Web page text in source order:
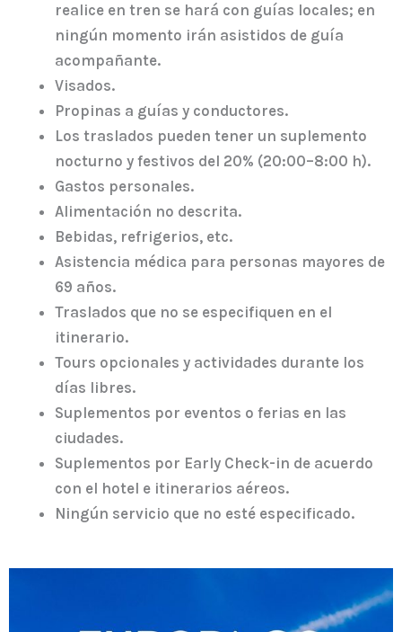
realice en tren se hará con guías locales; en
ningún momento irán asistidos de guía
acompañante.
Visados.
Propinas a guías y conductores.
Los traslados pueden tener un suplemento
nocturno y festivos del 20% (20:00–8:00 h).
Gastos personales.
Alimentación no descrita.
Bebidas, refrigerios, etc.
Asistencia médica para personas mayores de
69 años.
Traslados que no se especifiquen en el
itinerario.
Tours opcionales y actividades durante los
días libres.
Suplementos por eventos o ferias en las
ciudades.
Suplementos por Early Check-in de acuerdo
con el hotel e itinerarios aéreos.
Ningún servicio que no esté especificado.